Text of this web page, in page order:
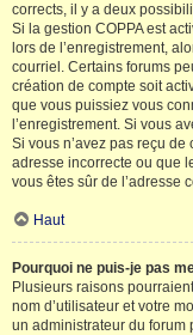
corrects, il y a deux
Si la gestion COPPA est
lors de l’enregistrement,
courriel. Certains forums
création de compte soit
que vous puissiez vous
l’enregistrement. Si vous
Si vous n’avez pas reçu
adresse incorrecte ou que
vous êtes sûr de l’adresse
Haut
Pourquoi ne puis-je pas
Plusieurs raisons
nom d’utilisateur et votre
un administrateur du forum